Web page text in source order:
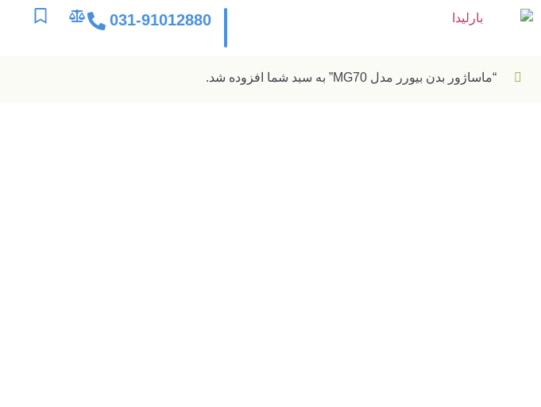
031-91012880
“ماساژور بدن بیورر مدل MG70” به سبد شما افزوده شد.